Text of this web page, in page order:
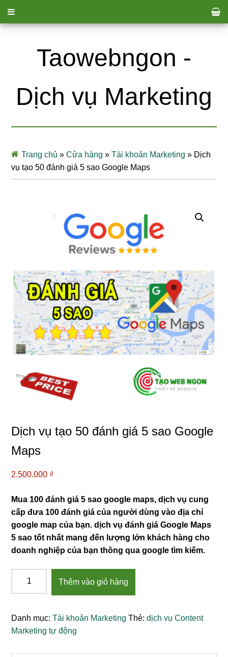
Taowebngon -
Dịch vụ Marketing
Trang chủ »Cửa hàng »Tài khoản Marketing » Dịch
vụ tạo 50 đánh giá 5 sao Google Maps
Dịch vụ tạo 50 đánh giá 5 sao Google
Maps
2.500.000 ₫
Mua 100 đánh giá 5 sao google maps, dịch vụ cung
cấp đưa 100 đánh giá của người dùng vào địa chỉ
google map của bạn. dịch vụ đánh giá Google Maps
5 sao tốt nhất mang đến lượng lớn khách hàng cho
doanh nghiệp của bạn thông qua google tìm kiếm.
50
đánh
5
Thêm vào giỏ hàng
Danh mục:Tài khoản Marketing Thẻ:dịch vụ Content
Marketing tự động